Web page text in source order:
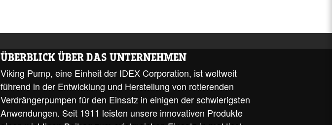
ÜBERBLICK ÜBER DAS UNTERNEHMEN
Viking Pump, eine Einheit der IDEX Corporation, ist weltweit
führend in der Entwicklung und Herstellung von rotierenden
Verdrängerpumpen für den Einsatz in einigen der schwierigsten
Anwendungen. Seit 1911 leisten unsere innovativen Produkte